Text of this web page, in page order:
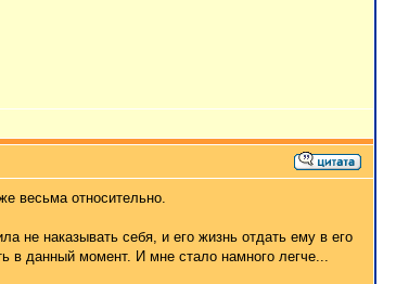
весьма относительно.
не наказывать себя, и его жизнь отдать ему в его
в данный момент. И мне стало намного легче...